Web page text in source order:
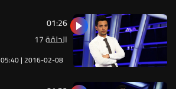
05:40 | 2016-02-08
الحلقة 17
01:26